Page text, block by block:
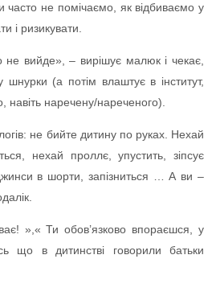
не помічаємо, як відбиваємо у
і ризикувати.
вийде», – вирішує малюк і чекає,
(а потім влаштує в інститут,
навіть наречену/нареченого).
не бийте дитину по руках. Нехай
нехай проллє, упустить, зіпсує
в шорти, запізниться … А ви –
»,« Ти обов’язково впораєшся, у
що в дитинстві говорили батьки